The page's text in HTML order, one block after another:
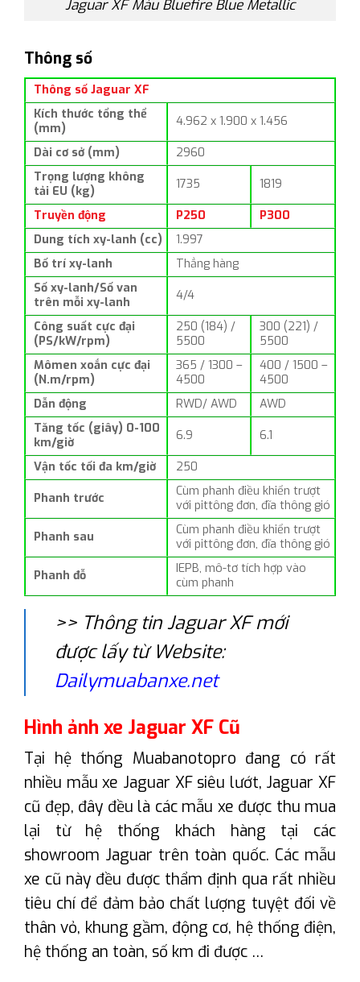
Jaguar XF Màu Bluefire Blue Metallic
Thông số
Thông số Jaguar XF
Kích thước tổng thể
(mm)
4.962 x 1.900 x 1.456
Dài cơ sở (mm)
2960
Trọng lượng không
tải EU (kg)
1735 1819
Truyền động P250
P300
Dung tích xy-lanh (cc)
1.997
Bố trí xy-lanh
Thẳng hàng
Số xy-lanh/Số van
trên mỗi xy-lanh
4/4
Công suất cực đại
(PS/kW/rpm)
250 (184) /
5500
300 (221) /
5500
Mômen xoắn cực đại
(N.m/rpm)
365 / 1300 –
4500
400 / 1500 –
4500
Dẫn động
RWD/ AWD
AWD
Tăng tốc (giây) 0-100
km/giờ
6.9 6.1
Vận tốc tối đa km/giờ 250
Phanh trước
Cùm phanh điều khiển trượt
với pittông đơn, đĩa thông gió
Phanh sau
Cùm phanh điều khiển trượt
với pittông đơn, đĩa thông gió
Phanh đỗ
IEPB, mô-tơ tích hợp vào
cùm phanh
>> Thông tin Jaguar XF mới
được lấy từ Website:
Dailymuabanxe.net
Hình ảnh xe Jaguar XF Cũ
Tại hệ thống Muabanotopro đang có rất
nhiều mẫu xe Jaguar XF siêu lướt, Jaguar XF
cũ đẹp, đây đều là các mẫu xe được thu mua
lại từ hệ thống khách hàng tại các
showroom Jaguar trên toàn quốc. Các mẫu
xe cũ này đều được thẩm định qua rất nhiều
tiêu chí để đảm bảo chất lượng tuyệt đối về
thân vỏ, khung gầm, động cơ, hệ thống điện,
hệ thống an toàn, số km đi được …